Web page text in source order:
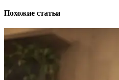
Похожие статьи